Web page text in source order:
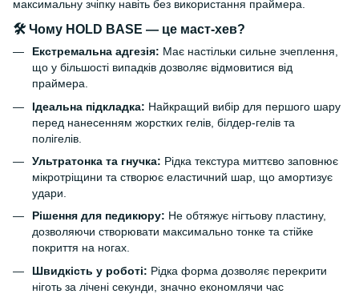
максимальну зчіпку навіть без використання праймера.
🛠 Чому HOLD BASE — це маст-хев?
Екстремальна адгезія: Має настільки сильне зчеплення,
що у більшості випадків дозволяє відмовитися від
праймера.
Ідеальна підкладка: Найкращий вибір для першого шару
перед нанесенням жорстких гелів, білдер-гелів та
полігелів.
Ультратонка та гнучка: Рідка текстура миттєво заповнює
мікротріщини та створює еластичний шар, що амортизує
удари.
Рішення для педикюру: Не обтяжує нігтьову пластину,
дозволяючи створювати максимально тонке та стійке
покриття на ногах.
Швидкість у роботі: Рідка форма дозволяє перекрити
ніготь за лічені секунди, значно економлячи час